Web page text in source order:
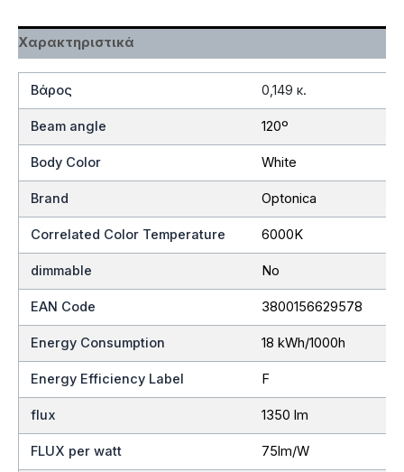
Χαρακτηριστικά
Βάρος 0,149 κ.
Beam angle 120º
Body Color White
Brand Optonica
Correlated Color Temperature 6000K
dimmable No
EAN Code 3800156629578
Energy Consumption 18 kWh/1000h
Energy Efficiency Label F
flux 1350 lm
FLUX per watt 75lm/W